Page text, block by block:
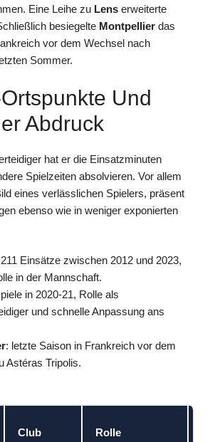
Eine Leihe zu Lens erweiterte
besiegelte Montpellier das
vor dem Wechsel nach
Sommer.
Und
Abdruck
hat er die Einsatzminuten
Spielzeiten absolvieren. Vor allem
eines verlässlichen Spielers, präsent
ebenso wie in weniger exponierten
Einsätze zwischen 2012 und 2023,
in der Mannschaft.
in 2020-21, Rolle als
und schnelle Anpassung ans
: letzte Saison in Frankreich vor dem
Astéras Tripolis.
Club Rolle